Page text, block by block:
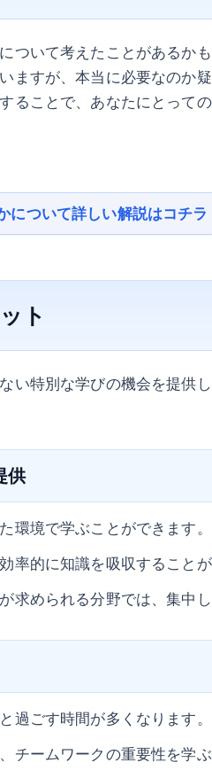
ついて考えたことがあるか
ますが、本当に必要なのか
ることで、あなたにとって
について詳しい解説はコチラ
ト
い特別な学びの機会を提供
供
環境で学ぶことができます。
率的に知識を吸収することが
求められる分野では、集中
過ごす時間が多くなります。
チームワークの重要性を学ぶ